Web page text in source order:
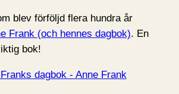
blev förföljd flera hundra år
Frank (och hennes dagbok). En
bok!